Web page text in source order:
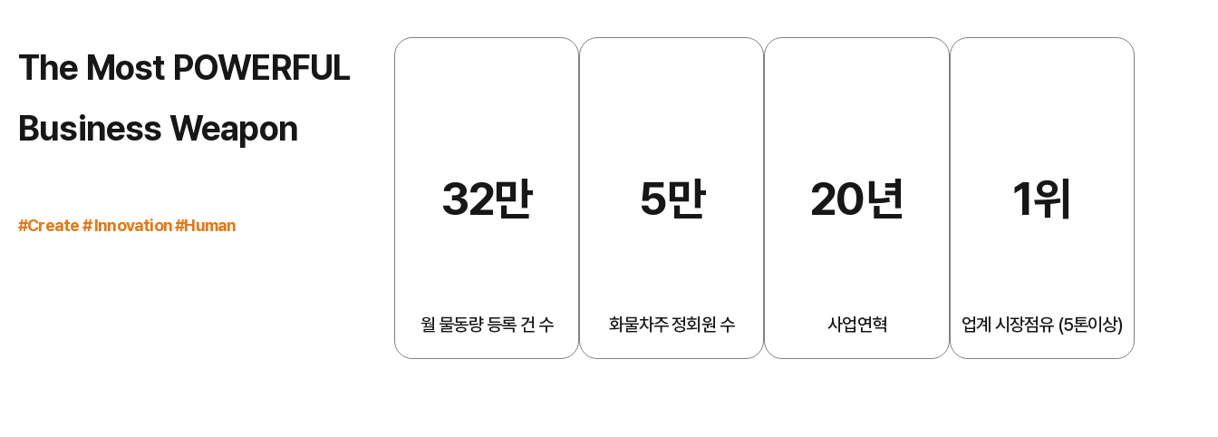
The Most POWERFUL
Business Weapon
#Create # Innovation #Human 32만
월 물동량 등록 건 수
5만
화물차주 정회원 수
20년
사업연혁
1위
업계 시장점유 (5톤이상)